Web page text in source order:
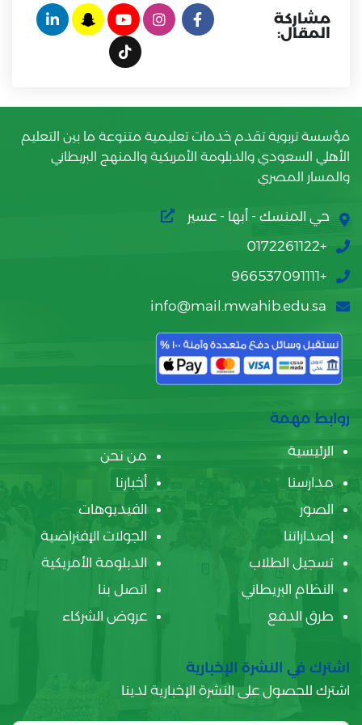
مشاركة
المقال:
مؤسسة تربوية تقدم خدمات تعليمية متنوعة ما بين التعليم
الأهلي السعودي والدبلومة الأمريكية والمنهج البريطاني
والمسار المصري
حي المنسك - أبها - عسير
+0172261122
+966537091111
info@mail.mwahib.edu.sa
روابط مهمة
الرئيسية
من نحن
مدارسنا
أخبارنا
الصور
الفيديوهات
إصداراتنا
الجولات الإفتراضية
تسجيل الطلاب
الدبلومة الأمريكية
النظام البريطاني
اتصل بنا
طرق الدفع
عروض الشركاء
اشترك في النشرة الإخبارية
اشترك للحصول على النشرة الإخبارية لدينا